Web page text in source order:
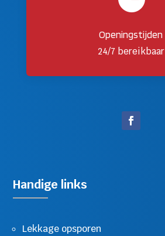
Openingstijden
24/7 bereikbaar
Handige links
Lekkage opsporen